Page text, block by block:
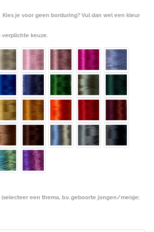
Kies je voor geen borduring? Vul dan wel een kleur
verplichte keuze.
(selecteer een thema, b.v. geboorte jongen/meisje;